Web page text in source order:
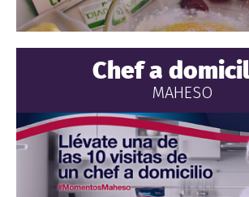
Chef a
MAHESO